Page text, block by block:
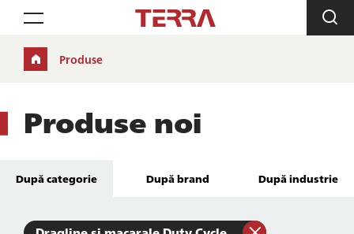
Toggle navigation
Produse
Produse noi
După categorie După brand După industrie